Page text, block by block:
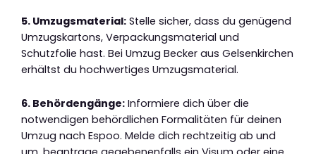
5. Umzugsmaterial: Stelle sicher, dass du genügend
Umzugskartons, Verpackungsmaterial und
Schutzfolie hast. Bei Umzug Becker aus Gelsenkirchen
erhältst du hochwertiges Umzugsmaterial.
6. Behördengänge: Informiere dich über die
notwendigen behördlichen Formalitäten für deinen
Umzug nach Espoo. Melde dich rechtzeitig ab und